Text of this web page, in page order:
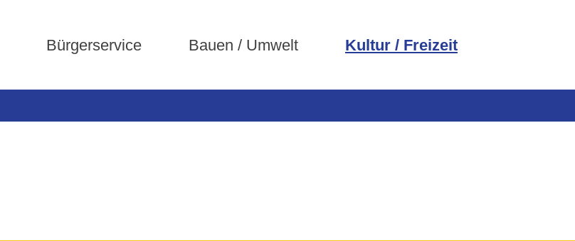
Bürgerservice Bauen / Umwelt Kultur / Freizeit